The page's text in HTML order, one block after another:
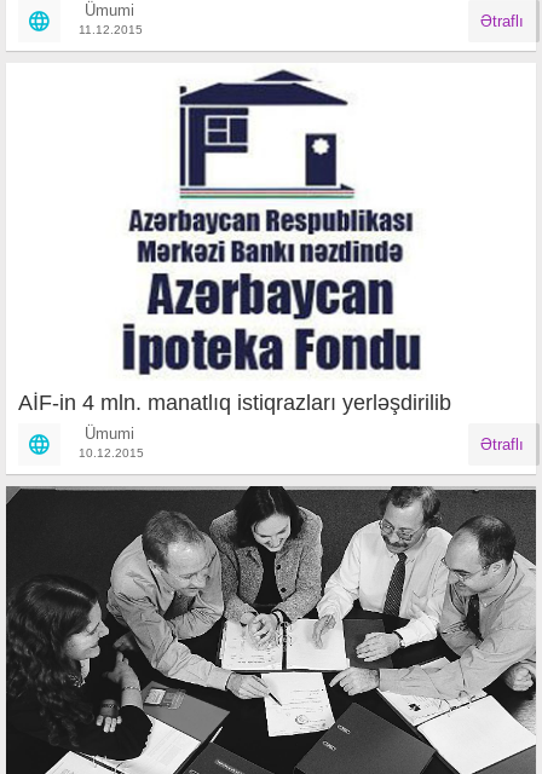
Ümumi
11.12.2015 Ətraflı
AİF-in 4 mln. manatlıq istiqrazları yerləşdirilib
Ümumi
10.12.2015 Ətraflı